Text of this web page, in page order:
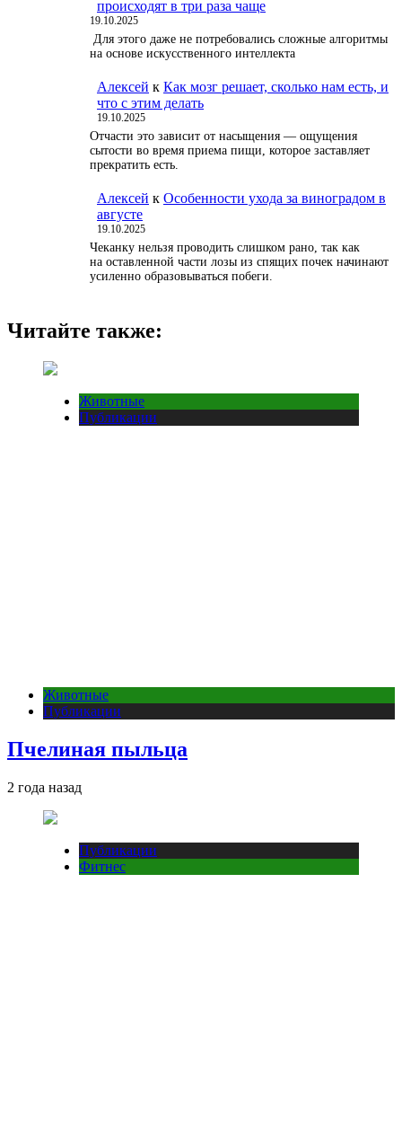
происходят в три раза чаще
19.10.2025
Для этого даже не потребовались сложные алгоритмы
на основе искусственного интеллекта
Алексей к Как мозг решает, сколько нам есть, и
что с этим делать
19.10.2025
Отчасти это зависит от насыщения — ощущения
сытости во время приема пищи, которое заставляет
прекратить есть.
Алексей к Особенности ухода за виноградом в
августе
19.10.2025
Чеканку нельзя проводить слишком рано, так как
на оставленной части лозы из спящих почек начинают
усиленно образовываться побеги.
Читайте также:
Животные
Публикации
Животные
Публикации
Пчелиная пыльца
2 года назад
Публикации
Фитнес